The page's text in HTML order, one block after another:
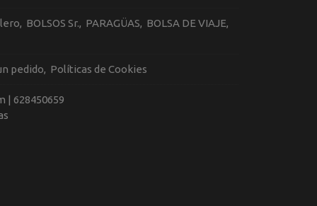
BOLSOS Sr. PARAGÜAS
BOLSA DE VIAJE
pedido Políticas de Cookies
| 628450659